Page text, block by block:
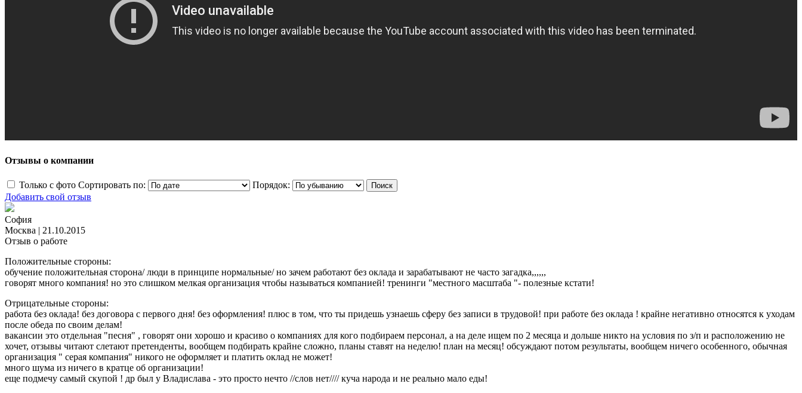
Отзывы о компании
Только с фото Сортировать по:
Порядок:
Добавить свой отзыв
София
Москва | 21.10.2015
Отзыв о работе
Положительные стороны:
обучение положительная сторона/ люди в принципе нормальные/ но зачем работают без оклада и зарабатывают не часто загадка,,,,,,
говорят много компания! но это слишком мелкая организация чтобы называться компанией! тренинги "местного масштаба "- полезные кстати!
Отрицательные стороны:
работа без оклада! без договора с первого дня! без оформления! плюс в том, что ты придешь узнаешь сферу без записи в трудовой! при работе без оклада ! крайне негативно относятся к уходам
после обеда по своим делам!
вакансии это отдельная "песня" , говорят они хорошо и красиво о компаниях для кого подбираем персонал, а на деле ищем по 2 месяца и дольше никто на условия по з/п и расположению не
хочет, отзывы читают слетают претенденты, вообщем подбирать крайне сложно, планы ставят на неделю! план на месяц! обсуждают потом результаты, вообщем ничего особенного, обычная
организация " серая компания" никого не оформляет и платить оклад не может!
много шума из ничего в кратце об организации!
еще подмечу самый скупой ! др был у Владислава - это просто нечто //слов нет//// куча народа и не реально мало еды!